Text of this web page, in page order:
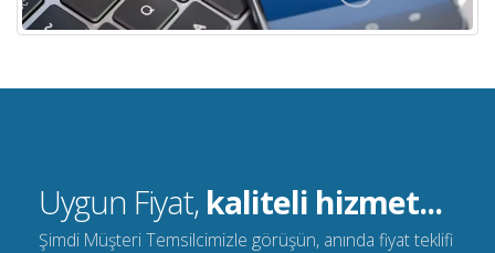
Uygun Fiyat, kaliteli hizmet...
Şimdi Müşteri Temsilcimizle görüşün, anında fiyat teklifi